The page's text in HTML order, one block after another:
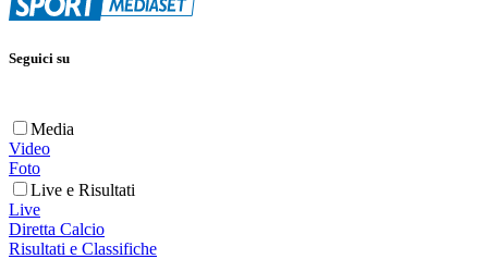
Seguici su
Media
Video
Foto
Live e Risultati
Live
Diretta Calcio
Risultati e Classifiche